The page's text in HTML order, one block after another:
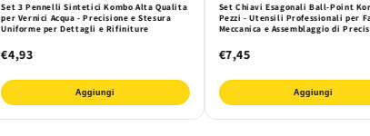
Set 3 Pennelli Sintetici Kombo Alta Qualita
per Vernici Acqua - Precisione e Stesura
Uniforme per Dettagli e Rifiniture
€4,93
Aggiungi
Set Chiavi Esagonali Ball-Point
Pezzi - Utensili Professionali per
Meccanica e Assemblaggio di
€7,45
Aggiungi